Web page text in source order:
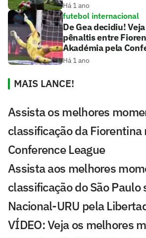
Há 1 ano
futebol internacional
De Gea decidiu!
pênaltis entre
Akadémia pela
Há 1 ano
MAIS LANCE!
Assista os melhores
classificação da Fiorentina
Conference League
Assista aos melhores
classificação do São Paulo
Nacional-URU pela
VÍDEO: Veja os melhores